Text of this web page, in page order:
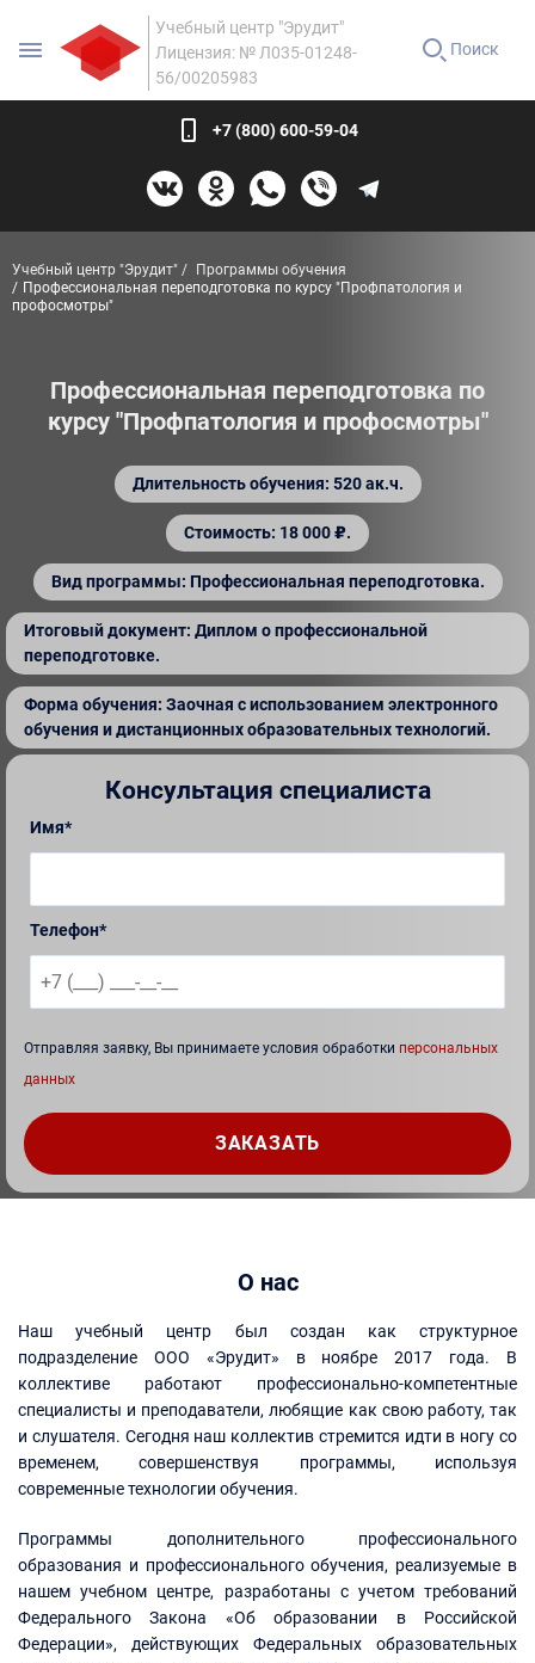
Учебный центр "Эрудит"
Лицензия: № Л035-01248-
56/00205983
Поиск
+7 (800) 600-59-04
Учебный центр "Эрудит"
Программы обучения
Профессиональная переподготовка по курсу "Профпатология и
профосмотры"
Профессиональная переподготовка по
курсу "Профпатология и профосмотры"
Длительность обучения: 520 ак.ч.
Стоимость: 18 000 ₽.
Вид программы: Профессиональная переподготовка.
Итоговый документ: Диплом о профессиональной
переподготовке.
Форма обучения: Заочная с использованием электронного
обучения и дистанционных образовательных технологий.
Консультация специалиста
Имя*
Телефон*
Отправляя заявку, Вы принимаете условия обработки персональных
данных
О нас
Наш учебный центр был создан как структурное
подразделение ООО «Эрудит» в ноябре 2017 года. В
коллективе работают профессионально-компетентные
специалисты и преподаватели, любящие как свою работу, так
и слушателя. Сегодня наш коллектив стремится идти в ногу со
временем, совершенствуя программы, используя
современные технологии обучения.
Программы дополнительного профессионального
образования и профессионального обучения, реализуемые в
нашем учебном центре, разработаны с учетом требований
Федерального Закона «Об образовании в Российской
Федерации», действующих Федеральных образовательных